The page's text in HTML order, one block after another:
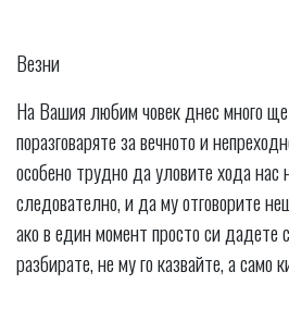
Везни
На Вашия любим човек днес много
поразговаряте за вечното и
особено трудно да уловите хода нас
следователно, и да му отговорите
ако в един момент просто си дадете
разбирате, не му го казвайте, а само